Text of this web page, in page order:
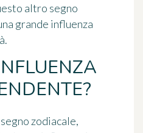
altro segno
grande influenza
zodiacale,